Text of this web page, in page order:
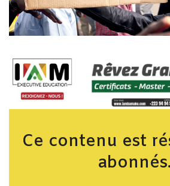
Ce contenu est
abonnés.